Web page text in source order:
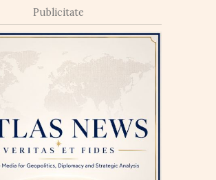
Publicitate